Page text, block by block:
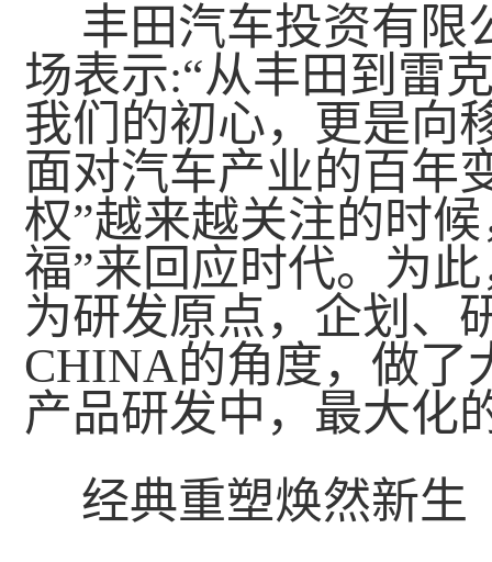
丰田汽车投资有限
场表示:“从丰田到雷
我们的初心，更是向
面对汽车产业的百年
权”越来越关注的时
福”来回应时代。为
为研发原点，企划、
CHINA的角度，做了
产品研发中，最大化
经典重塑焕然新生